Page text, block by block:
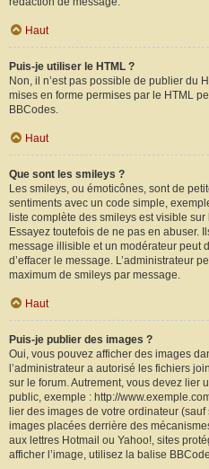
Haut
Puis-je utiliser le HTML ?
Non, il n’est pas possible de publier du
mises en forme permises par le HTML
BBCodes.
Haut
Que sont les smileys ?
Les smileys, ou émoticônes, sont de
sentiments avec un code simple,
liste complète des smileys est visible
Essayez toutefois de ne pas en abuser.
message illisible et un modérateur peut
d’effacer le message. L’administrateur
maximum de smileys par message.
Haut
Puis-je publier des images ?
Oui, vous pouvez afficher des images
l’administrateur a autorisé les fichiers
sur le forum. Autrement, vous devez lier
public, exemple : http://
lier des images de votre ordinateur
images placées derrière des
aux lettres Hotmail ou Yahoo!, sites
afficher l’image, utilisez la balise